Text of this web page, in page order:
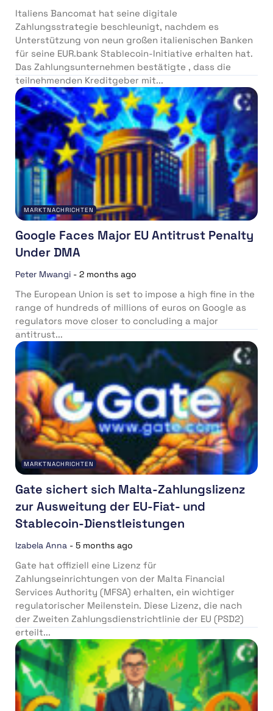
Italiens Bancomat hat seine digitale
Zahlungsstrategie beschleunigt, nachdem es
Unterstützung von neun großen italienischen Banken
für seine EUR.bank Stablecoin-Initiative erhalten hat.
Das Zahlungsunternehmen bestätigte , dass die
teilnehmenden Kreditgeber mit...
MARKTNACHRICHTEN
Google Faces Major EU Antitrust Penalty
Under DMA
Peter Mwangi - 2 months ago
The European Union is set to impose a high fine in the
range of hundreds of millions of euros on Google as
regulators move closer to concluding a major
antitrust...
MARKTNACHRICHTEN
Gate sichert sich Malta-Zahlungslizenz
zur Ausweitung der EU-Fiat- und
Stablecoin-Dienstleistungen
Izabela Anna - 5 months ago
Gate hat offiziell eine Lizenz für
Zahlungseinrichtungen von der Malta Financial
Services Authority (MFSA) erhalten, ein wichtiger
regulatorischer Meilenstein. Diese Lizenz, die nach
der Zweiten Zahlungsdienstrichtlinie der EU (PSD2)
erteilt...